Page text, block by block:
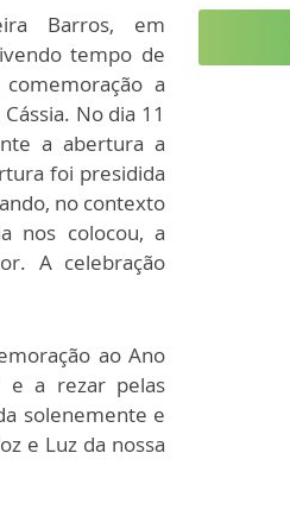
Barros, em
tempo de
a
No dia 11
a abertura a
foi presidida
no contexto
nos colocou, a
A celebração
ao Ano
e a rezar pelas
solenemente e
e Luz da nossa